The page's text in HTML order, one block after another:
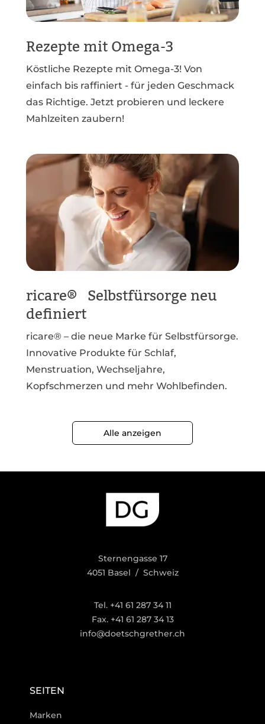
Rezepte mit Omega-3
Köstliche Rezepte mit Omega-3! Von
einfach bis raffiniert - für jeden Geschmack
das Richtige. Jetzt probieren und leckere
Mahlzeiten zaubern!
ricare® Selbstfürsorge neu
definiert
ricare® – die neue Marke für Selbstfürsorge.
Innovative Produkte für Schlaf,
Menstruation, Wechseljahre,
Kopfschmerzen und mehr Wohlbefinden.
Alle anzeigen
Sternengasse 17
4051 Basel / Schweiz
Tel. +41 61 287 34 11
Fax. +41 61 287 34 13
info@doetschgrether.ch
SEITEN
Marken